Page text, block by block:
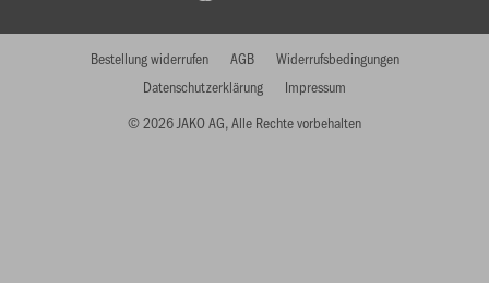
© 2026 JAKO AG, Alle Rechte vorbehalten
Bestellung widerrufen AGB
Widerrufsbedingungen
Datenschutzerklärung
Impressum